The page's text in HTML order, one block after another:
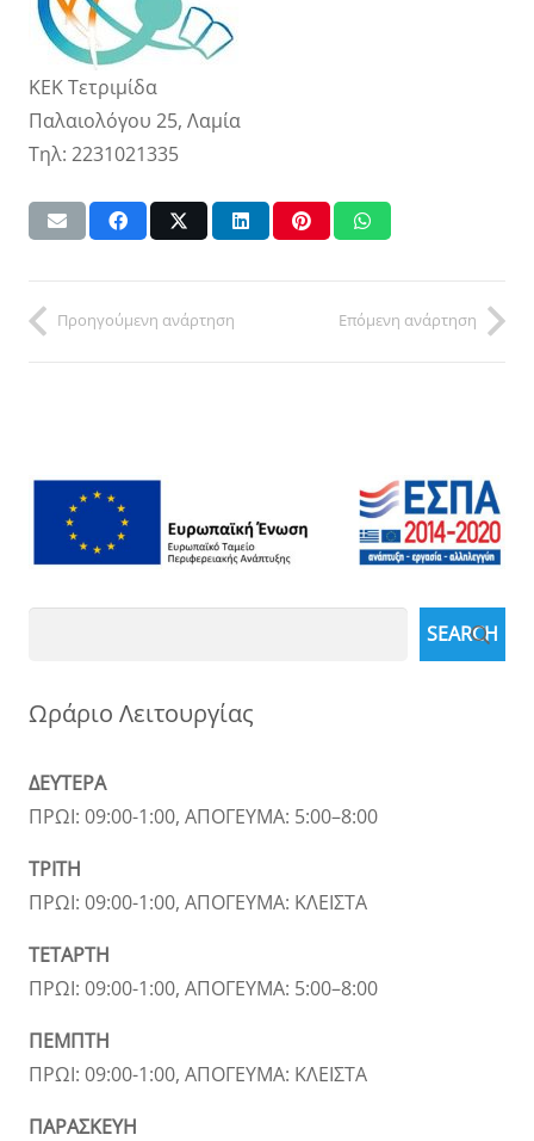
ΚΕΚ Τετριμίδα
Παλαιολόγου 25, Λαμία
Τηλ: 2231021335
Προηγούμενη ανάρτηση Επόμενη ανάρτηση
SEARCH
Ωράριο Λειτουργίας
ΔΕΥΤΕΡΑ
ΠΡΩΙ: 09:00-1:00, ΑΠΟΓΕΥΜΑ: 5:00–8:00
ΤΡΙΤΗ
ΠΡΩΙ: 09:00-1:00, ΑΠΟΓΕΥΜΑ: ΚΛΕΙΣΤΑ
ΤΕΤΑΡΤΗ
ΠΡΩΙ: 09:00-1:00, ΑΠΟΓΕΥΜΑ: 5:00–8:00
ΠΕΜΠΤΗ
ΠΡΩΙ: 09:00-1:00, ΑΠΟΓΕΥΜΑ: ΚΛΕΙΣΤΑ
ΠΑΡΑΣΚΕΥΗ